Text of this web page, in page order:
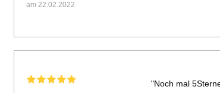
am 22.02.2022
"Noch mal